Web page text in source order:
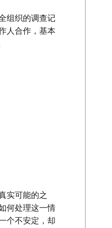
组织的调查记
人合作，基本
实可能的之
何处理这一情
个不安定，却